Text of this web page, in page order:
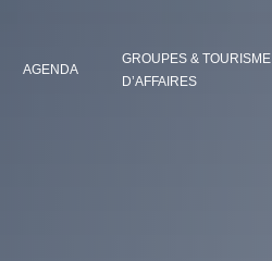
AGENDA
GROUPES & TOURISME
D’AFFAIRES